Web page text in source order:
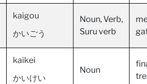
kaigou
かいごう
Noun, Verb,
Suru verb
kaikei
かいけい
Noun